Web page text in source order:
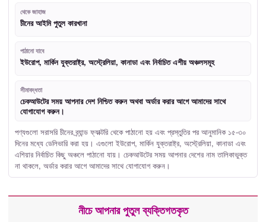
থেকে জাহাজ
চীনের আইমি পুতুল কারখানা
পাঠানো যাবে
ইউরোপ, মার্কিন যুক্তরাষ্ট্র, অস্ট্রেলিয়া, কানাডা এবং নির্বাচিত এশীয় অঞ্চলসমূহ
সীমাবদ্ধতা
চেকআউটের সময় আপনার দেশ নিশ্চিত করুন অথবা অর্ডার করার আগে আমাদের সাথে
যোগাযোগ করুন।
পণ্যগুলো সরাসরি চীনের ব্র্যান্ড ফ্যাক্টরি থেকে পাঠানো হয় এবং প্রস্তুতির পর আনুমানিক ১৫-৩০
দিনের মধ্যে ডেলিভারি করা হয়। এগুলো ইউরোপ, মার্কিন যুক্তরাষ্ট্র, অস্ট্রেলিয়া, কানাডা এবং
এশিয়ার নির্বাচিত কিছু অঞ্চলে পাঠানো যায়। চেকআউটের সময় আপনার দেশের নাম তালিকাভুক্ত
না থাকলে, অর্ডার করার আগে আমাদের সাথে যোগাযোগ করুন।
নীচে আপনার পুতুল ব্যক্তিগতকৃত